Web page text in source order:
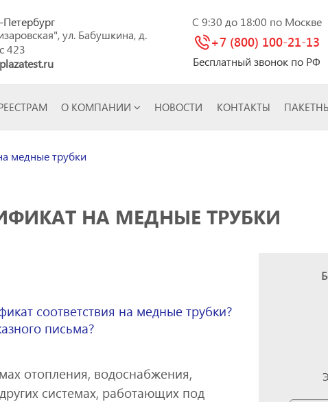
ул. Бабушкина, д.
423
C 9:30 до 18:00 по Москве
+7 (800) 100-21-13
Бесплатный звонок по РФ
О КОМПАНИИ НОВОСТИ КОНТАКТЫ
медные трубки
НА МЕДНЫЕ ТРУБКИ
соответствия на медные трубки?
письма?
отопления, водоснабжения,
системах, работающих под